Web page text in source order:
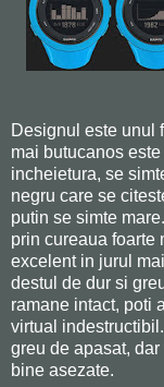
Designul este unul
mai butucanos
incheietura, se
negru care se
putin se simte
prin cureaua foarte
excelent in jurul
destul de dur si
ramane intact, poti
virtual
greu de apasat,
bine asezate.